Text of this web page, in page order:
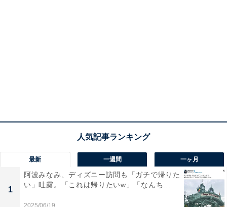
最新 一週間 一ヶ月
1
阿波みなみ、ディズニー訪問も「ガチで帰りた
い」吐露。「これは帰りたいw」「なんち...